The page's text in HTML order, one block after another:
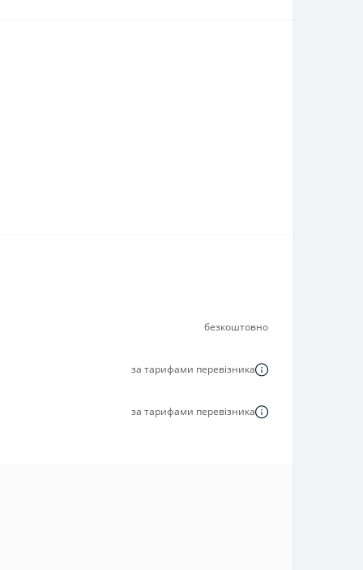
безкоштовно
за тарифами перевізника
за тарифами перевізника